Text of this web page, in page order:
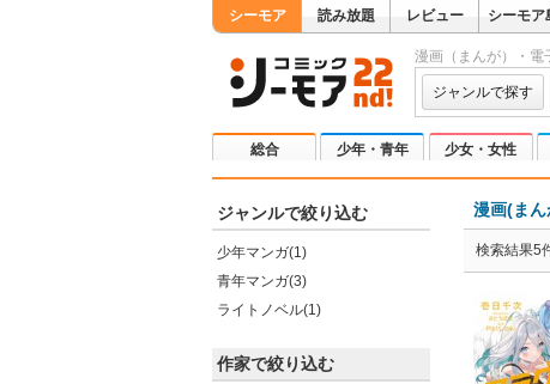
シーモア 読み放題 レビュー シーモア
漫画（まんが）・電
ジャンルで探す
総合 少年・青年 少女・女性
ジャンルで絞り込む
少年マンガ(1)
青年マンガ(3)
ライトノベル(1)
作家で絞り込む
漫画(ま
検索結果5